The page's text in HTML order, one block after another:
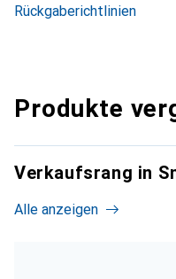
Rückgaberichtlinien
Produkte
Verkaufsrang in
Alle anzeigen